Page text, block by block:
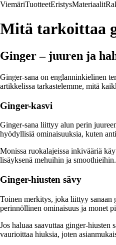
ViemäriTuotteetEristysMateriaalit
Mitä tarkoittaa
Ginger – juuren ja
Ginger-sana on englanninkielinen
artikkelissa tarkastelemme, mitä
Ginger-kasvi
Ginger-sana liittyy alun perin
hyödyllisiä ominaisuuksia, kuten
Monissa ruokalajeissa inkivääriä
lisäyksenä mehuihin ja smoothieihin.
Ginger-hiusten sävy
Toinen merkitys, joka liittyy sanaan
perinnöllinen ominaisuus ja monet
Jos haluaa saavuttaa ginger-
vaurioittaa hiuksia, joten